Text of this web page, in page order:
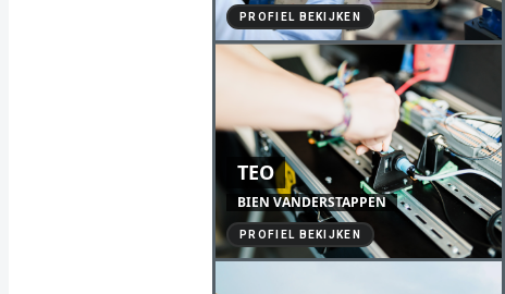
PROFIEL BEKIJKEN
TEO
BIEN VANDERSTAPPEN
PROFIEL BEKIJKEN